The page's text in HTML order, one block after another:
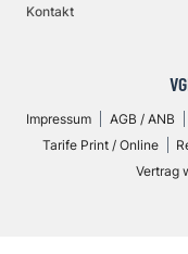
Kontakt
Impressum AGB / ANB
Tarife Print / Online
Vertrag